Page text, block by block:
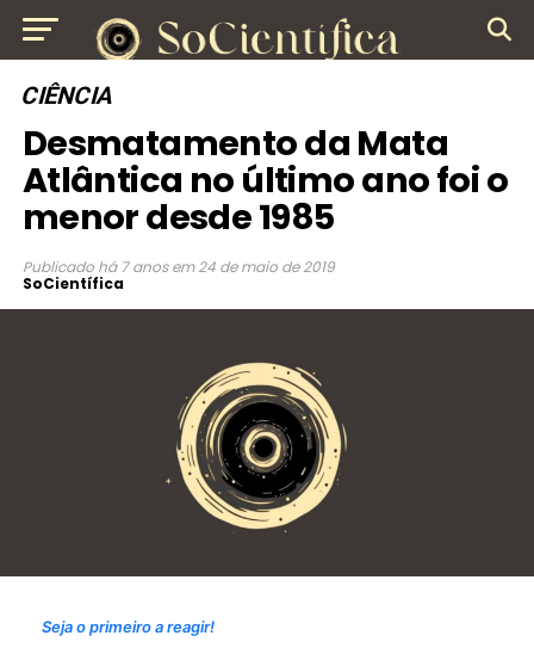
CIÊNCIA
Desmatamento da Mata
Atlântica no último ano foi o
menor desde 1985
Publicado há 7 anos em 24 de maio de 2019
SoCientífica
Seja o primeiro a reagir!